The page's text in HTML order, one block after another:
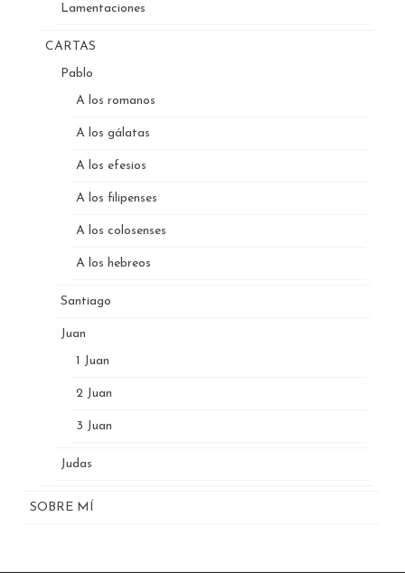
Lamentaciones
CARTAS
Pablo
A los romanos
A los gálatas
A los efesios
A los filipenses
A los colosenses
A los hebreos
Santiago
Juan
1 Juan
2 Juan
3 Juan
Judas
SOBRE MÍ